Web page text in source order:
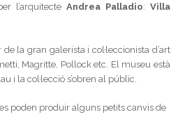
l’arquitecte Andrea Palladio: Villa
la gran galerista i col·leccionista d’art
Magritte, Pollock etc. El museu està
i la col·lecció s’obren al públic.
poden produir alguns petits canvis de